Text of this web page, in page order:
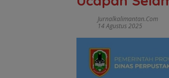
Jurnalkalimantan.com
14 Agustus 2025